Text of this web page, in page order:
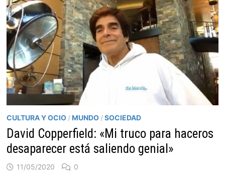
CULTURA Y OCIO / MUNDO /SOCIEDAD
David Copperfield: «Mi truco para haceros
desaparecer está saliendo genial»
11/05/2020 0